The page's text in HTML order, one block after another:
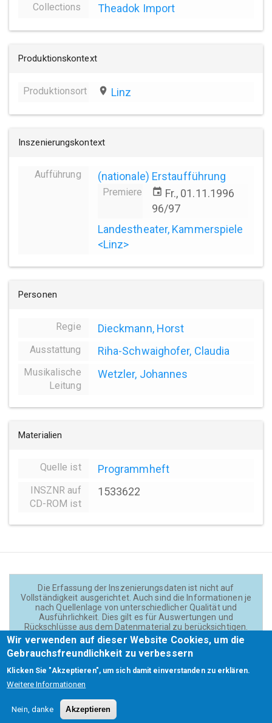
Collections Theadok Import
Produktionskontext
Produktionsort place Linz
Inszenierungskontext
Aufführung (nationale) Erstaufführung
Premiere event Fr., 01.11.1996
96/97
Landestheater, Kammerspiele
<Linz>
Personen
Regie Dieckmann, Horst
Ausstattung Riha-Schwaighofer, Claudia
Musikalische
Leitung
Wetzler, Johannes
Materialien
Quelle ist Programmheft
INSZNR auf
CD-ROM ist
1533622
Die Erfassung der Inszenierungsdaten ist nicht auf
Vollständigkeit ausgerichtet. Auch sind die Informationen je
nach Quellenlage von unterschiedlicher Qualität und
Ausführlichkeit. Dies gilt es für Auswertungen und
Rückschlüsse aus dem Datenmaterial zu berücksichtigen.
Daten und Texte auf der Website sind - wenn nicht anders
angegeben - lizensiert unterCC BY 4.0(Creator:
Theadok.at).
Footer
Wir verwenden auf dieser Website Cookies, um die
Gebrauchsfreundlichkeit zu verbessern
Klicken Sie "Akzeptieren", um sich damit einverstanden zu erklären.
Weitere Informationen
Nein, danke Akzeptieren